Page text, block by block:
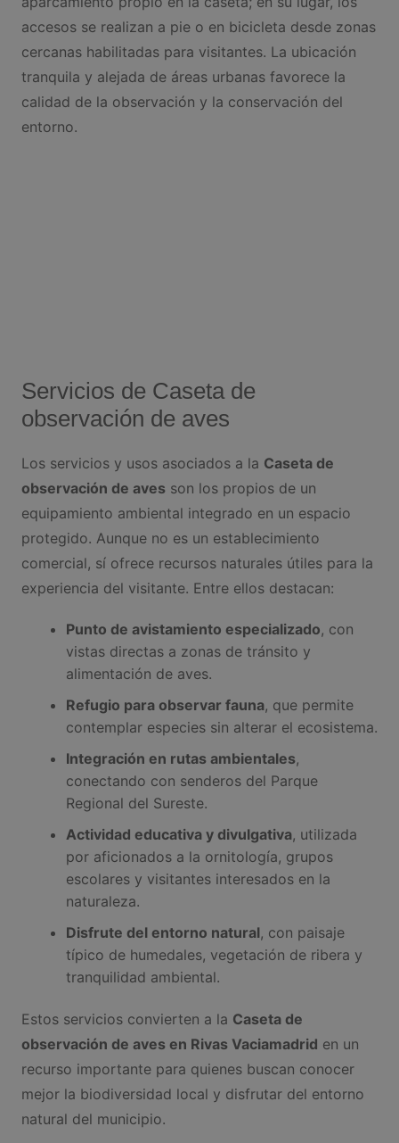
accesos se realizan a pie o en bicicleta desde zonas
cercanas habilitadas para visitantes. La ubicación
tranquila y alejada de áreas urbanas favorece la
calidad de la observación y la conservación del
entorno.
Servicios de Caseta de
observación de aves
Los servicios y usos asociados a la Caseta de
observación de avesson los propios de un
equipamiento ambiental integrado en un espacio
protegido. Aunque no es un establecimiento
comercial, sí ofrece recursos naturales útiles para la
experiencia del visitante. Entre ellos destacan:
Punto de avistamiento especializado, con
vistas directas a zonas de tránsito y
alimentación de aves.
Refugio para observar fauna, que permite
contemplar especies sin alterar el ecosistema.
Integración en rutas ambientales,
conectando con senderos del Parque
Regional del Sureste.
Actividad educativa y divulgativa, utilizada
por aficionados a la ornitología, grupos
escolares y visitantes interesados en la
naturaleza.
Disfrute del entorno natural, con paisaje
típico de humedales, vegetación de ribera y
tranquilidad ambiental.
Estos servicios convierten a la Caseta de
observación de aves en Rivas Vaciamadrid en un
recurso importante para quienes buscan conocer
mejor la biodiversidad local y disfrutar del entorno
natural del municipio.